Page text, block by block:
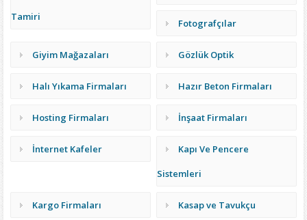
Tamiri
Fotografçılar
Giyim Mağazaları Gözlük Optik
Halı Yıkama Firmaları Hazır Beton Firmaları
Hosting Firmaları İnşaat Firmaları
İnternet Kafeler
Kapı Ve Pencere
Sistemleri
Kargo Firmaları Kasap ve Tavukçu